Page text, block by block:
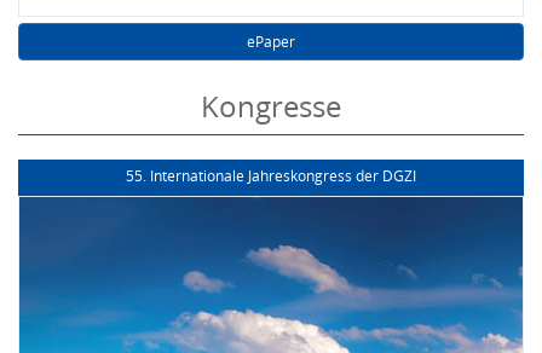
ePaper
Kongresse
55. Internationale Jahreskongress der DGZI